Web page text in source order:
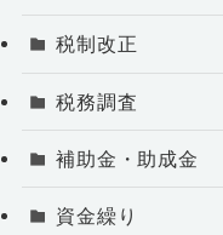
税制改正
税務調査
補助金・助成金
資金繰り